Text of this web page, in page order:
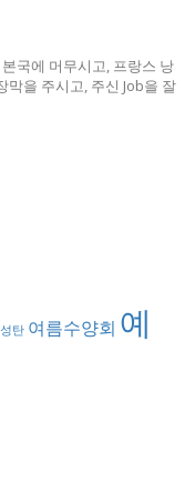
국에 머무시고, 프랑스 낭
막을 주시고, 주신 Job을 잘
성탄 여름수양회 예